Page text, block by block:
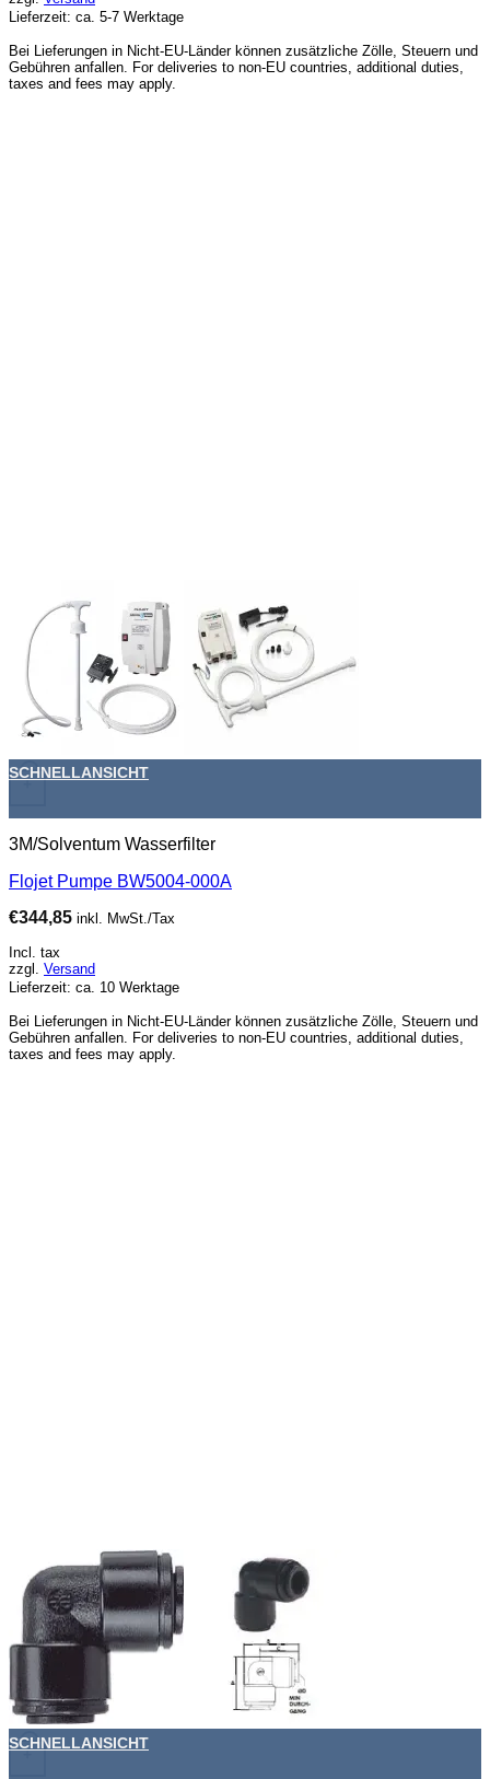
Lieferzeit: ca. 5-7 Werktage
Bei Lieferungen in Nicht-EU-Länder können zusätzliche Zölle, Steuern und
Gebühren anfallen. For deliveries to non-EU countries, additional duties,
taxes and fees may apply.
+
SCHNELLANSICHT
3M/Solventum Wasserfilter
Flojet Pumpe BW5004-000A
€344,85 inkl. MwSt./Tax
Incl. tax
zzgl. Versand
Lieferzeit: ca. 10 Werktage
Bei Lieferungen in Nicht-EU-Länder können zusätzliche Zölle, Steuern und
Gebühren anfallen. For deliveries to non-EU countries, additional duties,
taxes and fees may apply.
+
SCHNELLANSICHT